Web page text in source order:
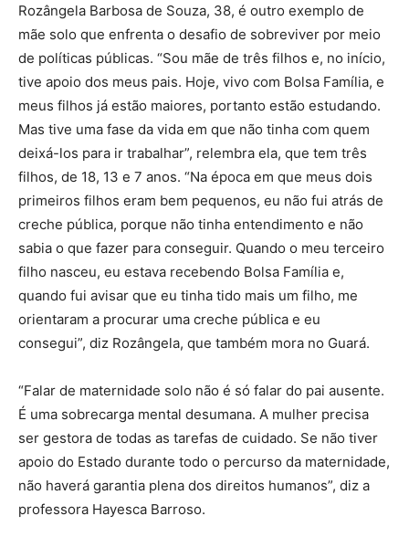
Rozângela Barbosa de Souza, 38, é outro exemplo de
mãe solo que enfrenta o desafio de sobreviver por meio
de políticas públicas. “Sou mãe de três filhos e, no início,
tive apoio dos meus pais. Hoje, vivo com Bolsa Família, e
meus filhos já estão maiores, portanto estão estudando.
Mas tive uma fase da vida em que não tinha com quem
deixá-los para ir trabalhar”, relembra ela, que tem três
filhos, de 18, 13 e 7 anos. “Na época em que meus dois
primeiros filhos eram bem pequenos, eu não fui atrás de
creche pública, porque não tinha entendimento e não
sabia o que fazer para conseguir. Quando o meu terceiro
filho nasceu, eu estava recebendo Bolsa Família e,
quando fui avisar que eu tinha tido mais um filho, me
orientaram a procurar uma creche pública e eu
consegui”, diz Rozângela, que também mora no Guará.
“Falar de maternidade solo não é só falar do pai ausente.
É uma sobrecarga mental desumana. A mulher precisa
ser gestora de todas as tarefas de cuidado. Se não tiver
apoio do Estado durante todo o percurso da maternidade,
não haverá garantia plena dos direitos humanos”, diz a
professora Hayesca Barroso.